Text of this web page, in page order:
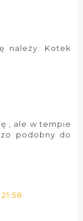
należy. Kotek
, ale w tempie
podobny do